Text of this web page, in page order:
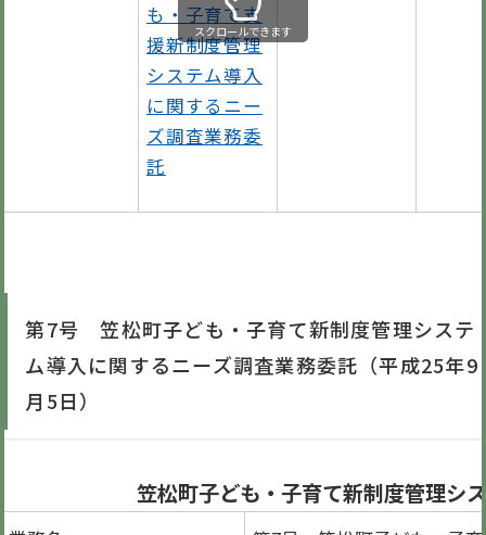
も・子育て支
援新制度管理
システム導入
に関するニー
ズ調査業務委
託
スクロールできます
第7号 笠松町子ども・子育て新制度管理システ
ム導入に関するニーズ調査業務委託（平成25年9
月5日）
笠松町子ども・子育て新制度管理シ